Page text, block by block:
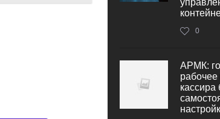
0
АРМК:
рабочее
кассира